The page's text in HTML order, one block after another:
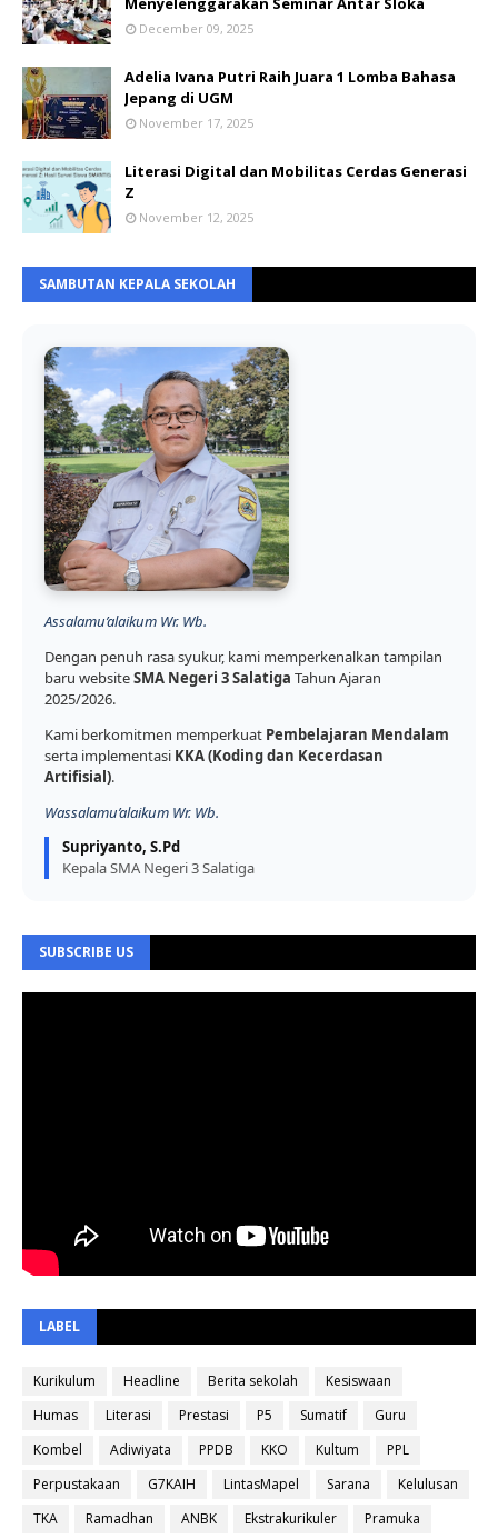
December 09, 2025
Adelia Ivana Putri Raih Juara 1 Lomba Bahasa
Jepang di UGM
November 17, 2025
Literasi Digital dan Mobilitas Cerdas Generasi
Z
November 12, 2025
SAMBUTAN KEPALA SEKOLAH
Assalamu’alaikum Wr. Wb.
Dengan penuh rasa syukur, kami memperkenalkan tampilan
baru websiteSMA Negeri 3 Salatiga Tahun Ajaran
2025/2026.
Kami berkomitmen memperkuat Pembelajaran Mendalam
serta implementasi KKA (Koding dan Kecerdasan
Artifisial).
Wassalamu’alaikum Wr. Wb.
Supriyanto, S.Pd
Kepala SMA Negeri 3 Salatiga
SUBSCRIBE US
LABEL
Kurikulum Headline Berita sekolah
Kesiswaan
Humas
Literasi Prestasi P5 Sumatif
Guru
Kombel
Adiwiyata PPDB KKO Kultum
PPL
Perpustakaan
G7KAIH LintasMapel Sarana
Kelulusan
TKA
Ramadhan ANBK Ekstrakurikuler
Pramuka